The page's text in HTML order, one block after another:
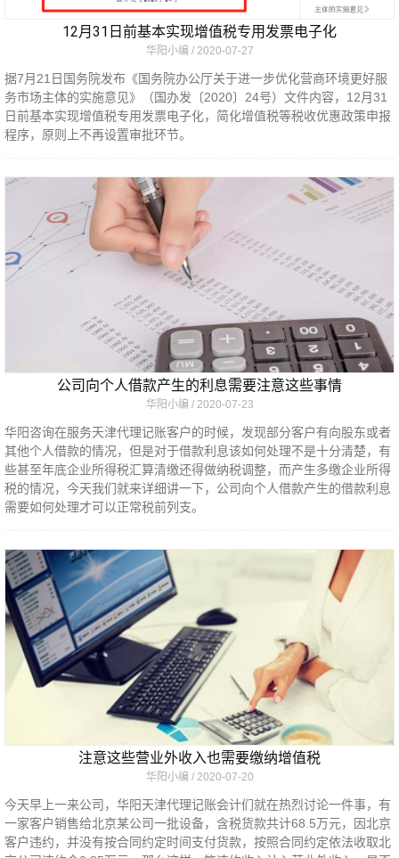
12月31日前基本实现增值税专用发票电子化
华阳小编 2020-07-27
据7月21日国务院发布《国务院办公厅关于进一步优化营商环境更好服
务市场主体的实施意见》（国办发〔2020〕24号）文件内容，12月31
日前基本实现增值税专用发票电子化，简化增值税等税收优惠政策申报
程序，原则上不再设置审批环节。
公司向个人借款产生的利息需要注意这些事情
华阳小编 2020-07-23
华阳咨询在服务天津代理记账客户的时候，发现部分客户有向股东或者
其他个人借款的情况，但是对于借款利息该如何处理不是十分清楚，有
些甚至年底企业所得税汇算清缴还得做纳税调整，而产生多缴企业所得
税的情况，今天我们就来详细讲一下，公司向个人借款产生的借款利息
需要如何处理才可以正常税前列支。
注意这些营业外收入也需要缴纳增值税
华阳小编 2020-07-20
今天早上一来公司，华阳天津代理记账会计们就在热烈讨论一件事，有
一家客户销售给北京某公司一批设备，含税货款共计68.5万元，因北京
客户违约，并没有按合同约定时间支付货款，按照合同约定依法收取北